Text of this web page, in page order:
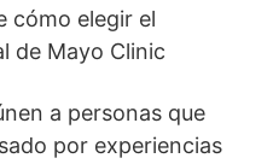
cómo elegir el
de Mayo Clinic
a personas que
por experiencias